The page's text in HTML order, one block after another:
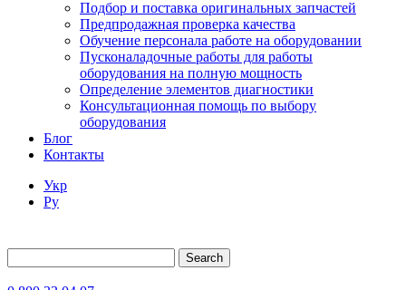
Подбор и поставка оригинальных запчастей
Предпродажная проверка качества
Обучение персонала работе на оборудовании
Пусконаладочные работы для работы
оборудования на полную мощность
Определение элементов диагностики
Консультационная помощь по выбору
оборудования
Блог
Контакты
Укр
Ру
Search